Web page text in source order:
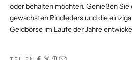
oder behalten möchten. Genießen Sie
gewachsten Rindleders und die
Geldbörse im Laufe der Jahre